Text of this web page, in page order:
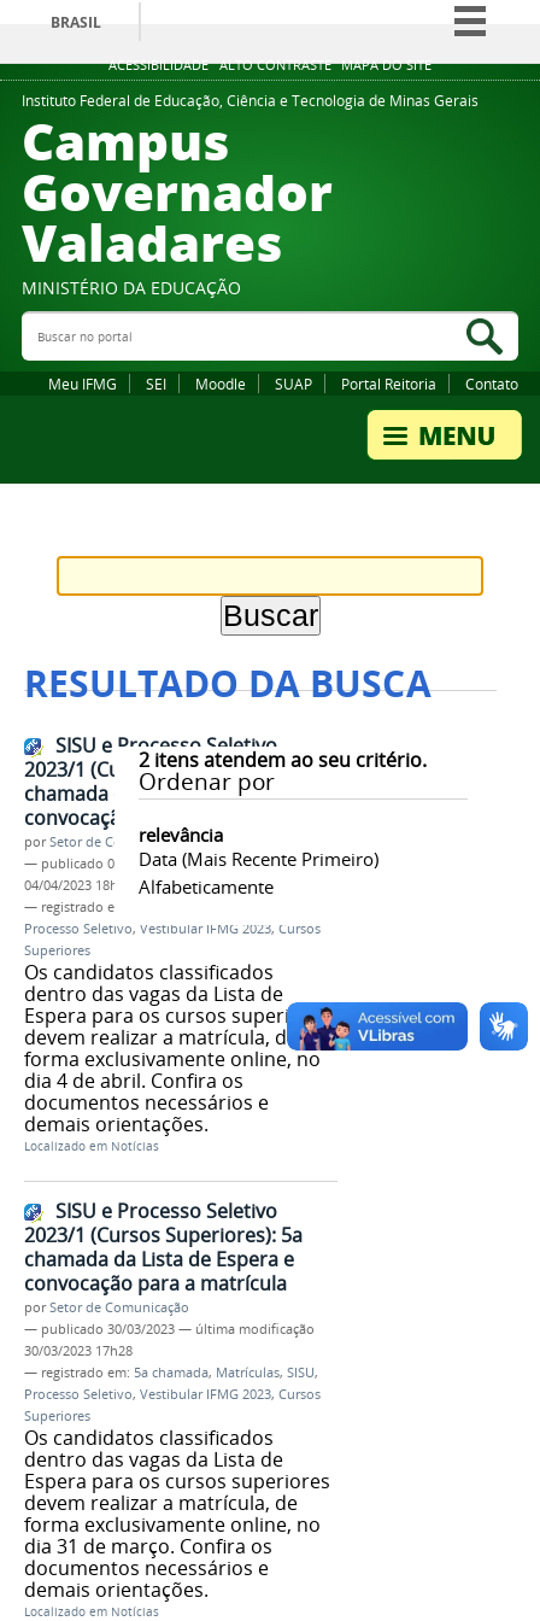
ACESSIBILIDADE ALTO CONTRASTE MAPA DO SITE
BRASIL
Simplifique!
Comunica BR
Instituto Federal de Educação, Ciência e Tecnologia de Minas Gerais
Campus
Governador
Valadares
MINISTÉRIO DA EDUCAÇÃO
Buscar no portal
Meu IFMG SEI Moodle SUAP Portal Reitoria Contato
RESULTADO DA BUSCA
2itens atendem ao seu critério.
Ordenar por
relevância
Data (mais Recente Primeiro)
Alfabeticamente
SISU e Processo Seletivo
2023/1 (Cursos Superiores): 6a
chamada da Lista de Espera e
convocação para a matrícula
porSetor de Comunicação
— publicado 03/04/2023 —última modificação
04/04/2023 18h14
— registrado em:
Processo Seletivo, Vestibular IFMG 2023, Cursos
Superiores
Os candidatos classificados
dentro das vagas da Lista de
Espera para os cursos superiores
devem realizar a matrícula, de
forma exclusivamente online, no
dia 4 de abril. Confira os
documentos necessários e
demais orientações.
Localizado em Notícias
SISU e Processo Seletivo
2023/1 (Cursos Superiores): 5a
chamada da Lista de Espera e
convocação para a matrícula
porSetor de Comunicação
— publicado 30/03/2023 — última modificação
30/03/2023 17h28
— registrado em: 5a chamada, Matrículas, SISU,
Processo Seletivo, Vestibular IFMG 2023, Cursos
Superiores
Os candidatos classificados
dentro das vagas da Lista de
Espera para os cursos superiores
devem realizar a matrícula, de
forma exclusivamente online, no
dia 31 de março. Confira os
documentos necessários e
demais orientações.
Localizado em Notícias